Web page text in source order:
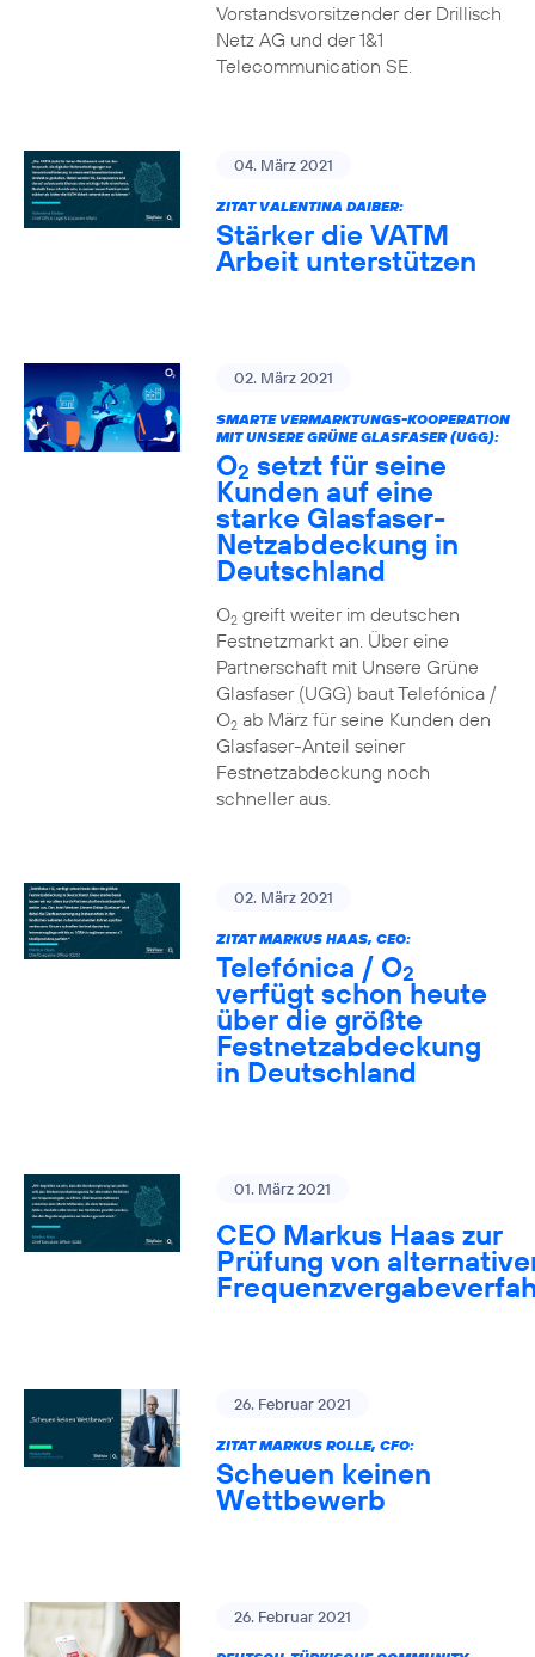
Vorstandsvorsitzender der Drillisch
Netz AG und der 1&1
Telecommunication SE.
04. März 2021
ZITAT VALENTINA DAIBER:
Stärker die VATM
Arbeit unterstützen
02. März 2021
SMARTE VERMARKTUNGS-KOOPERATION
MIT UNSERE GRÜNE GLASFASER (UGG):
O2 setzt für seine
Kunden auf eine
starke Glasfaser-
Netzabdeckung in
Deutschland
O2greift weiter im deutschen
Festnetzmarkt an. Über eine
Partnerschaft mit Unsere Grüne
Glasfaser (UGG) baut Telefónica /
O2ab März für seine Kunden den
Glasfaser-Anteil seiner
Festnetzabdeckung noch
schneller aus.
02. März 2021
ZITAT MARKUS HAAS, CEO:
Telefónica / O2
verfügt schon heute
über die größte
Festnetzabdeckung
in Deutschland
01. März 2021
CEO Markus Haas zur
Prüfung von
26. Februar 2021
ZITAT MARKUS ROLLE, CFO:
Scheuen keinen
Wettbewerb
26. Februar 2021